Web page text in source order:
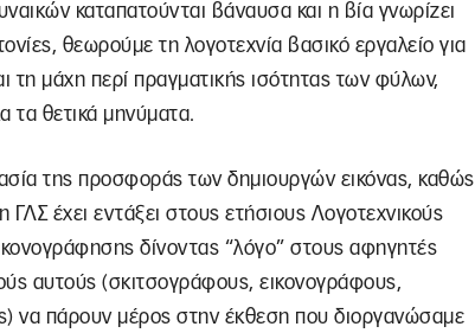
καταπατούνται βάναυσα και η βία γνωρίζει
θεωρούμε τη λογοτεχνία βασικό εργαλείο για
τη μάχη περί πραγματικής ισότητας των φύλων,
τα θετικά μηνύματα.
της προσφοράς των δημιουργών εικόνας, καθώς
ΓΛΣ έχει εντάξει στους ετήσιους Λογοτεχνικούς
δίνοντας “λόγο” στους αφηγητές
αυτούς (σκιτσογράφους, εικονογράφους,
να πάρουν μέρος στην έκθεση που διοργανώσαμε